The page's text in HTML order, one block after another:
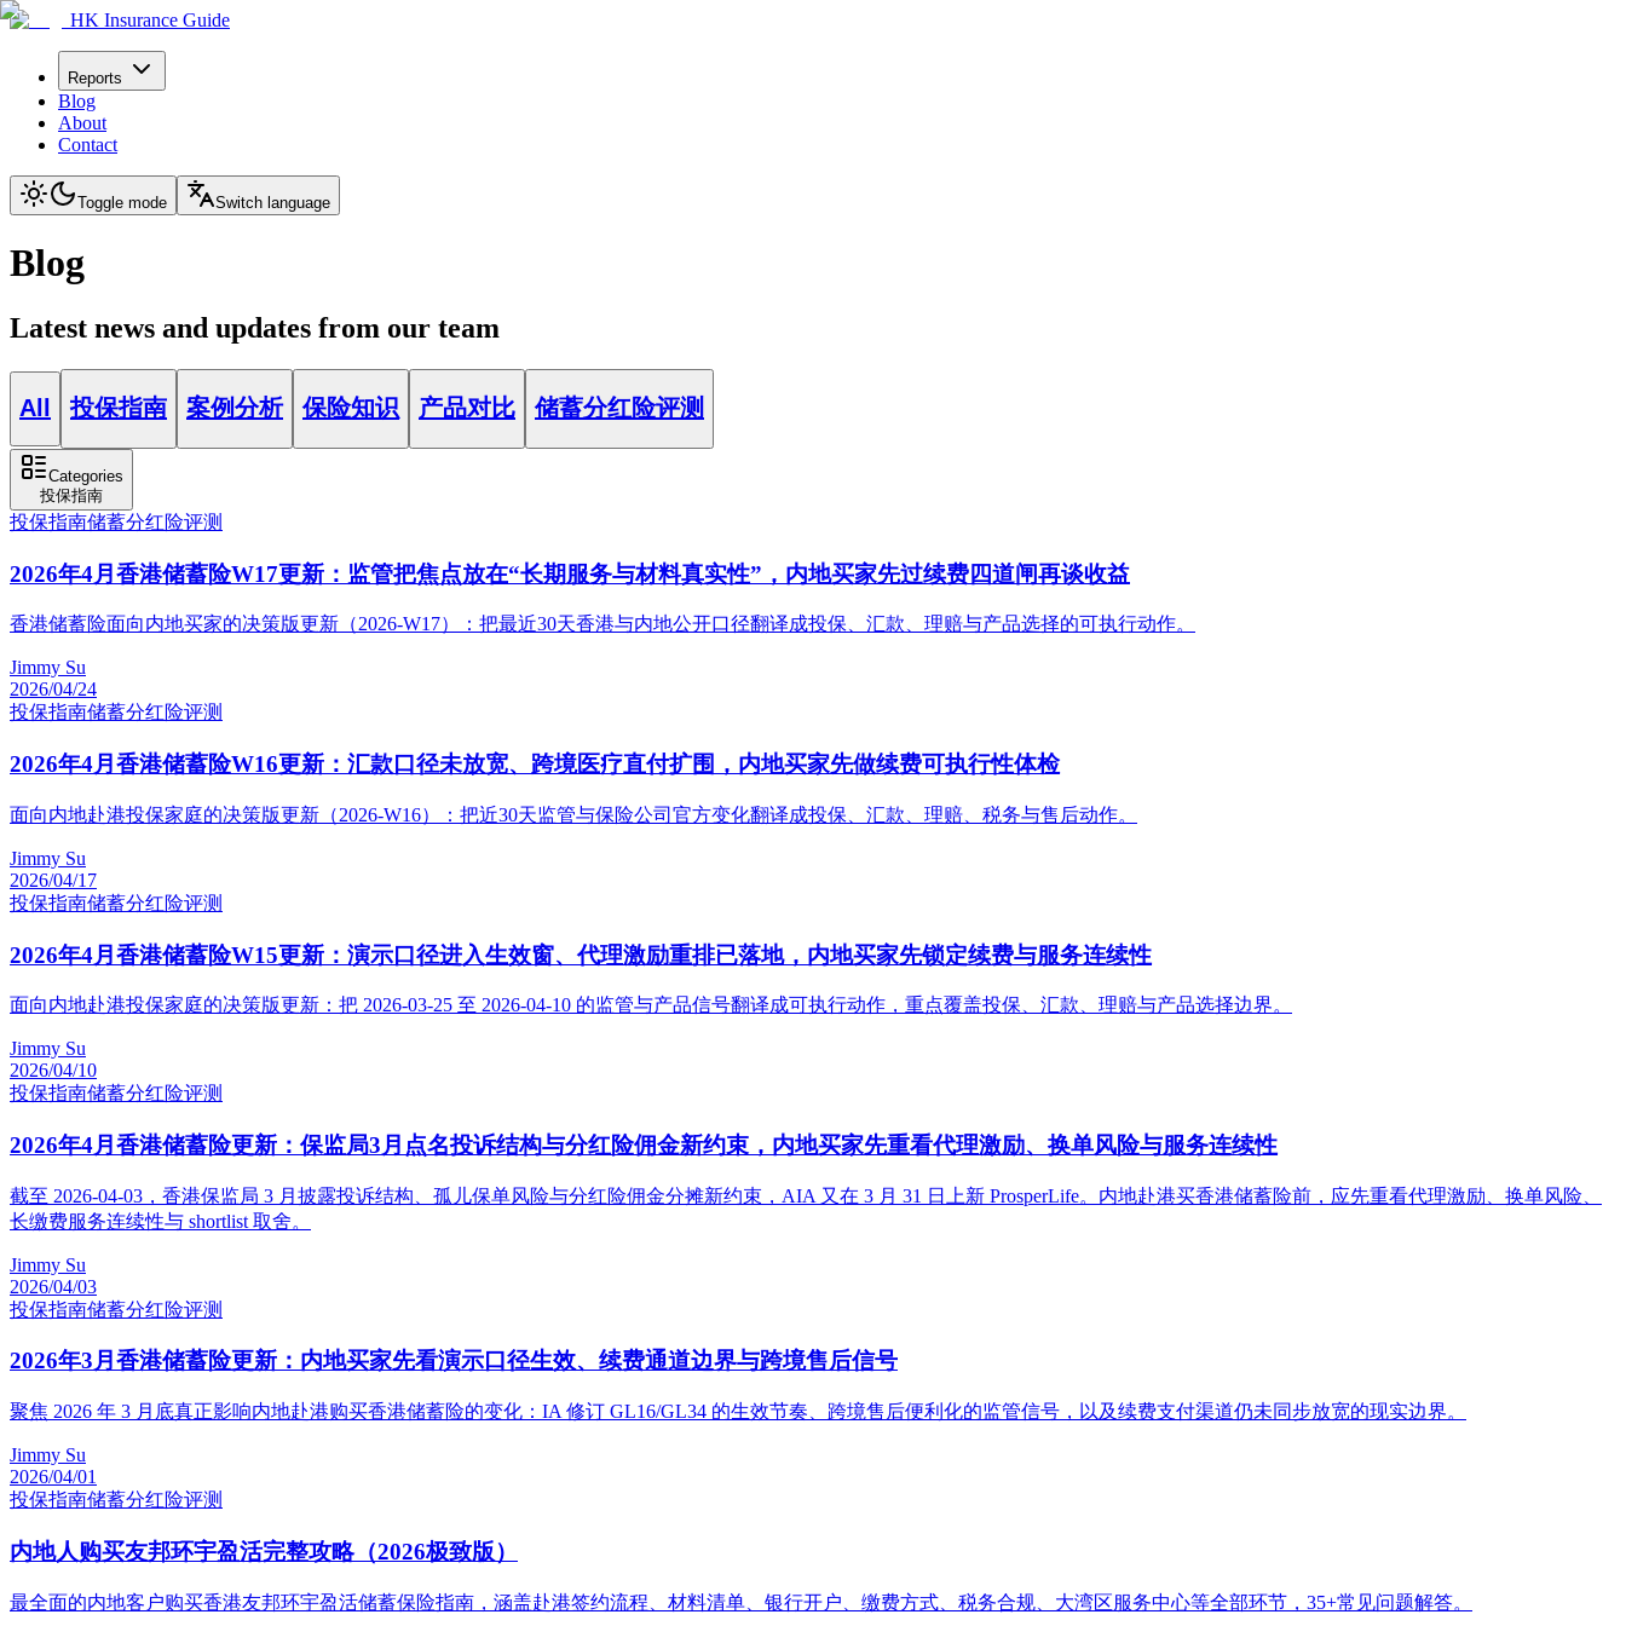
HK Insurance Guide
Reports
Blog
About
Contact
Toggle mode Switch language
Blog
Latest news and updates from our team
All 投保指南 案例分析 保险知识 产品对比 储蓄分红险评测
Categories
投保指南
投保指南储蓄分红险评测
2026年4月香港储蓄险W17更新：监管把焦点放在“长期服务与材料真实性”，内地买家先过续费四道闸再谈收益
香港储蓄险面向内地买家的决策版更新（2026-W17）：把最近30天香港与内地公开口径翻译成投保、汇款、理赔与产品选择的可执行动作。
Jimmy Su
2026/04/24
投保指南储蓄分红险评测
2026年4月香港储蓄险W16更新：汇款口径未放宽、跨境医疗直付扩围，内地买家先做续费可执行性体检
面向内地赴港投保家庭的决策版更新（2026-W16）：把近30天监管与保险公司官方变化翻译成投保、汇款、理赔、税务与售后动作。
Jimmy Su
2026/04/17
投保指南储蓄分红险评测
2026年4月香港储蓄险W15更新：演示口径进入生效窗、代理激励重排已落地，内地买家先锁定续费与服务连续性
面向内地赴港投保家庭的决策版更新：把 2026-03-25 至 2026-04-10 的监管与产品信号翻译成可执行动作，重点覆盖投保、汇款、理赔与产品选择边界。
Jimmy Su
2026/04/10
投保指南储蓄分红险评测
2026年4月香港储蓄险更新：保监局3月点名投诉结构与分红险佣金新约束，内地买家先重看代理激励、换单风险与服务连续性
截至 2026-04-03，香港保监局 3 月披露投诉结构、孤儿保单风险与分红险佣金分摊新约束，AIA 又在 3 月 31 日上新 ProsperLife。内地赴港买香港储蓄险前，应先重看代理激励、换单风险、
长缴费服务连续性与 shortlist 取舍。
Jimmy Su
2026/04/03
投保指南储蓄分红险评测
2026年3月香港储蓄险更新：内地买家先看演示口径生效、续费通道边界与跨境售后信号
聚焦 2026 年 3 月底真正影响内地赴港购买香港储蓄险的变化：IA 修订 GL16/GL34 的生效节奏、跨境售后便利化的监管信号，以及续费支付渠道仍未同步放宽的现实边界。
Jimmy Su
2026/04/01
投保指南储蓄分红险评测
内地人购买友邦环宇盈活完整攻略（2026极致版）
最全面的内地客户购买香港友邦环宇盈活储蓄保险指南，涵盖赴港签约流程、材料清单、银行开户、缴费方式、税务合规、大湾区服务中心等全部环节，35+常见问题解答。